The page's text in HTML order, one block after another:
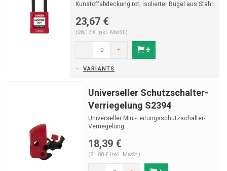
Kunstoffabdeckung rot, isolierter Bügel aus Stahl
23,67 €
(28,17 € Inkl. MwSt.)
- +
VARIANTS
Universeller Schutzschalter-
Verriegelung S2394
Universeller Mini-Leitungsschutzschalter-
Verriegelung.
18,39 €
(21,88 € Inkl. MwSt.)